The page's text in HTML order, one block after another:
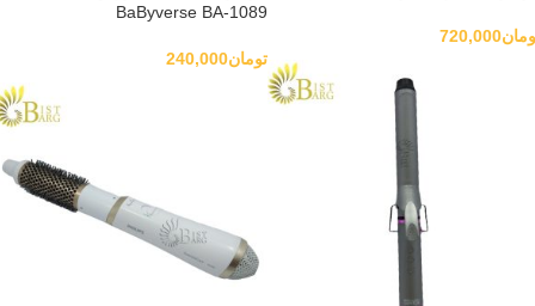
720,000
BaByverse BA-1089
تومان240,000